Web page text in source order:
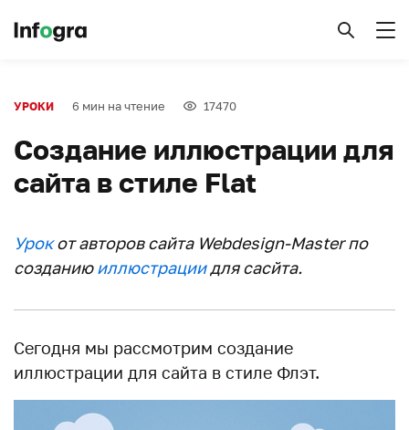
УРОКИ 6 мин на чтение 17470
Создание иллюстрации для
сайта в стиле Flat
Урокот авторов сайта Webdesign-Master по
созданиюиллюстрациидля сасйта.
Сегодня мы рассмотрим создание
иллюстрации для сайта в стиле Флэт.